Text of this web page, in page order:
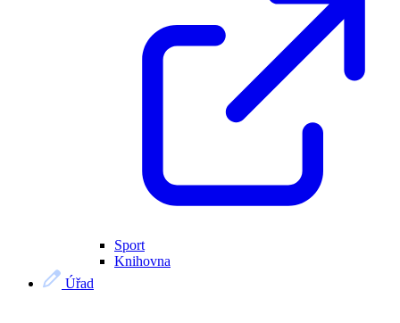
Sport
Knihovna
Úřad